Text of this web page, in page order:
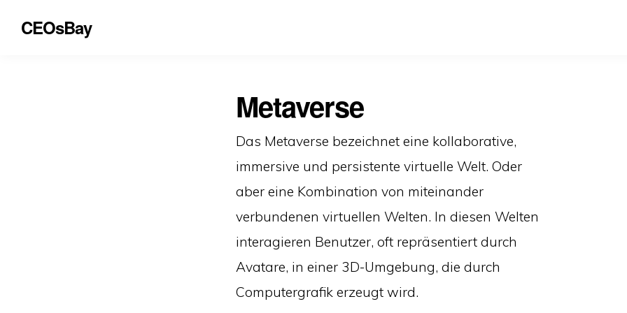
CEOsBay
Metaverse
Das Metaverse bezeichnet eine kollaborative,
immersive und persistente virtuelle Welt. Oder
aber eine Kombination von miteinander
verbundenen virtuellen Welten. In diesen Welten
interagieren Benutzer, oft repräsentiert durch
Avatare, in einer 3D-Umgebung, die durch
Computergrafik erzeugt wird.